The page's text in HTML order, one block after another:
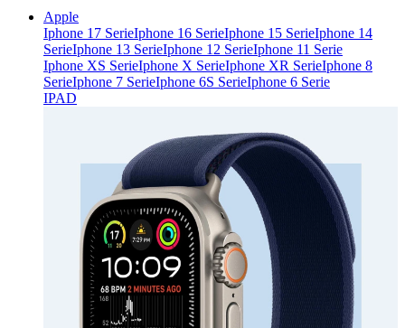
Apple
Iphone 17 SerieIphone 16 SerieIphone 15 SerieIphone 14
SerieIphone 13 SerieIphone 12 SerieIphone 11 Serie
Iphone XS SerieIphone X SerieIphone XR SerieIphone 8
SerieIphone 7 SerieIphone 6S SerieIphone 6 Serie
IPAD